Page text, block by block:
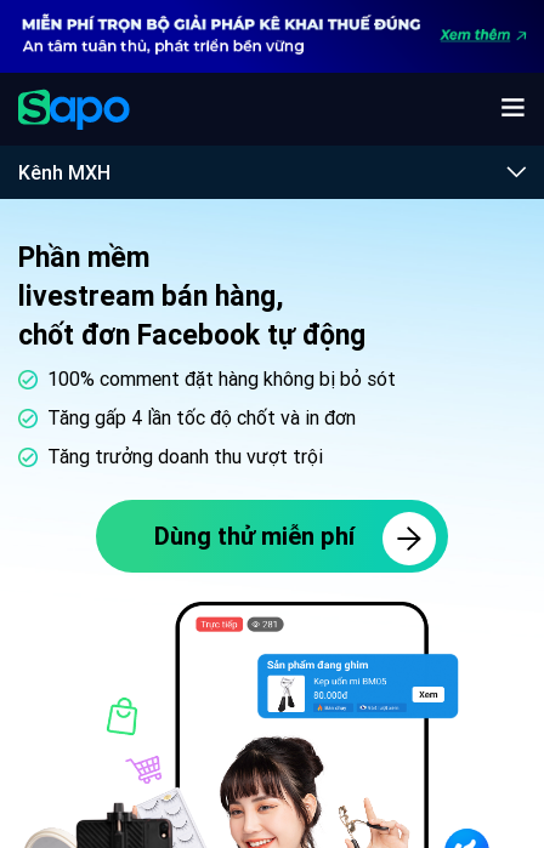
Kênh MXH
Phần mềm
livestream bán hàng,
chốt đơn Facebook tự động
100% comment đặt hàng không bị bỏ sót
Tăng gấp 4 lần tốc độ chốt và in đơn
Tăng trưởng doanh thu vượt trội
Dùng thử miễn phí